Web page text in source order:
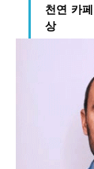
천연 카
상